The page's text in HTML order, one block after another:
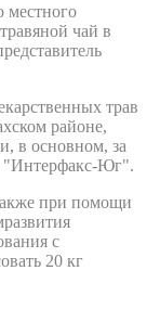
местного
чай в
трав
районе,
в основном, за
"Интерфакс-Юг".
при помощи
с
20 кг